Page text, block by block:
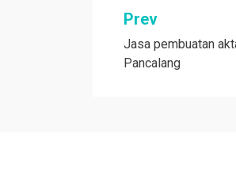
Post
navigation
Prev
Jasa pembuatan
Pancalang